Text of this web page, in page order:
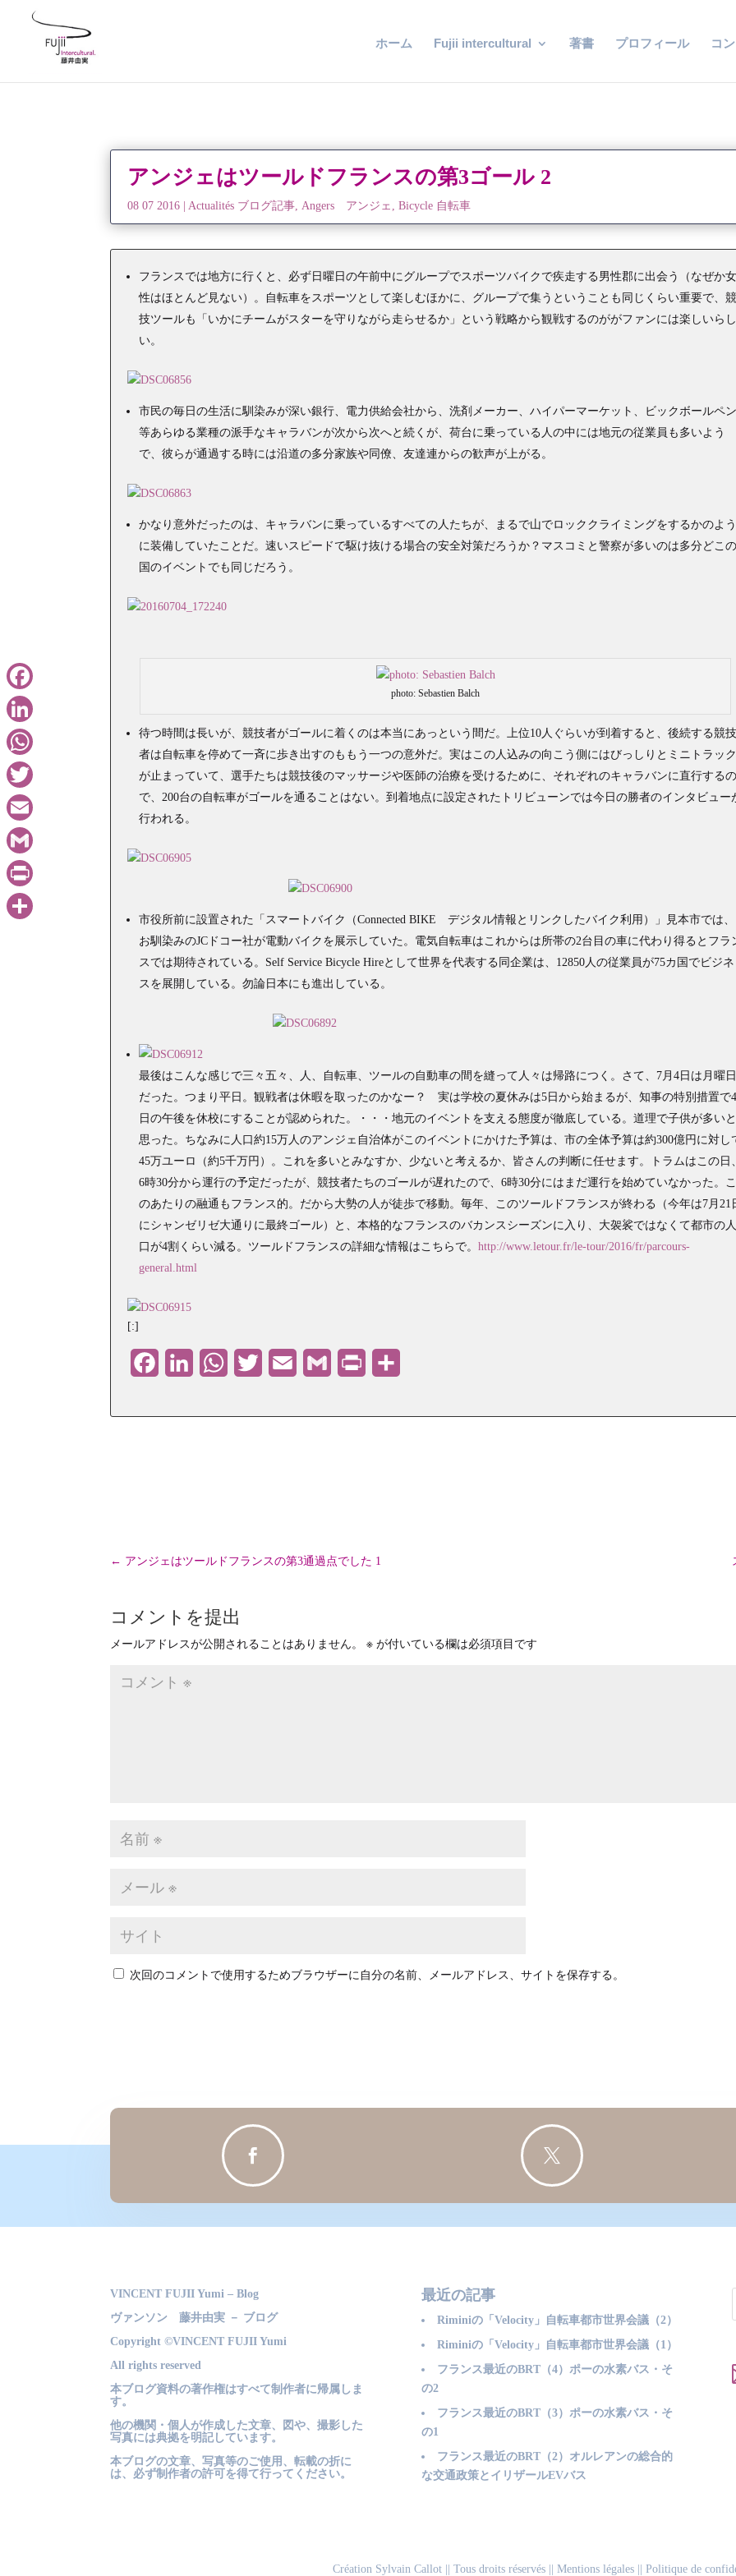
ホーム Fujii intercultural 著書 プロフィール コ
アンジェはツールドフランスの第3ゴール 2
08 07 2016 |Actualités ブログ記事,Angers アンジェ ,Bicycle 自転車
フランスでは地方に行くと、必ず日曜日の午前中にグループでスポーツバイクで疾走する男性郡に出会う（なぜか女
性はほとんど見ない）。自転車をスポーツとして楽しむほかに、グループで集うということも同じくらい重要で、競
技ツールも「いかにチームがスターを守りながら走らせるか」という戦略から観戦するのががファンには楽しいらし
い。
市民の毎日の生活に馴染みが深い銀行、電力供給会社から、洗剤メーカー、ハイパーマーケット、ビックボールペン
等あらゆる業種の派手なキャラバンが次から次へと続くが、荷台に乗っている人の中には地元の従業員も多いよう
で、彼らが通過する時には沿道の多分家族や同僚、友達連からの歓声が上がる。
かなり意外だったのは、キャラバンに乗っているすべての人たちが、まるで山でロッククライミングをするかのよう
に装備していたことだ。速いスピードで駆け抜ける場合の安全対策だろうか？マスコミと警察が多いのは多分どこの
国のイベントでも同じだろう。
photo: Sebastien Balch
待つ時間は長いが、競技者がゴールに着くのは本当にあっという間だ。上位10人ぐらいが到着すると、後続する競技
者は自転車を停めて一斉に歩き出すのももう一つの意外だ。実はこの人込みの向こう側にはびっしりとミニトラック
が止まっていて、選手たちは競技後のマッサージや医師の治療を受けるために、それぞれのキャラバンに直行するの
で、200台の自転車がゴールを通ることはない。到着地点に設定されたトリビューンでは今日の勝者のインタビュー
行われる。
市役所前に設置された「スマートバイク（Connected BIKE デジタル情報とリンクしたバイク利用）」見本市では、
お馴染みのJCドコー社が電動バイクを展示していた。電気自転車はこれからは所帯の2台目の車に代わり得るとフラ
スでは期待されている。Self Service Bicycle Hireとして世界を代表する同企業は、12850人の従業員が75カ国でビジネ
スを展開している。勿論日本にも進出している。
最後はこんな感じで三々五々、人、自転車、ツールの自動車の間を縫って人々は帰路につく。さて、7月4日は月曜日
だった。つまり平日。観戦者は休暇を取ったのかなー？ 実は学校の夏休みは5日から始まるが、知事の特別措置で4
日の午後を休校にすることが認められた。・・・地元のイベントを支える態度が徹底している。道理で子供が多いと
思った。ちなみに人口約15万人のアンジェ自治体がこのイベントにかけた予算は、市の全体予算は約300億円に対し
45万ユーロ（約5千万円）。これを多いとみなすか、少ないと考えるか、皆さんの判断に任せます。トラムはこの日、
6時30分から運行の予定だったが、競技者たちのゴールが遅れたので、6時30分にはまだ運行を始めていなかった。こ
のあたりの融通もフランス的。だから大勢の人が徒歩で移動。毎年、このツールドフランスが終わる（今年は7月21
にシャンゼリゼ大通りに最終ゴール）と、本格的なフランスのバカンスシーズンに入り、大袈裟ではなくて都市の人
口が4割くらい減る。ツールドフランスの詳細な情報はこちらで。http://www.letour.fr/le-tour/2016/fr/parcours-
general.html
[:]
FacebookLinkedInWhatsApp
Twitter Email Gmail PrintFriendly
← アンジェはツールドフランスの第3通過点でした 1
コメントを提出
メールアドレスが公開されることはありません。 ※ が付いている欄は必須項目です
次回のコメントで使用するためブラウザーに自分の名前、メールアドレス、サイトを保存する。
 
VINCENT FUJII Yumi – Blog
ヴァンソン 藤井由実 － ブログ
Copyright ©VINCENT FUJII Yumi
All rights reserved
本ブログ資料の著作権はすべて制作者に帰属しま
す。
他の機関・個人が作成した文章、図や、撮影した
写真には典拠を明記しています。
本ブログの文章、写真等のご使用、転載の折に
は、必ず制作者の許可を得て行ってください。
最近の記事
Riminiの「Velocity」自転車都市世界会議（2）
Riminiの「Velocity」自転車都市世界会議（1）
フランス最近のBRT（4）ポーの水素バス・そ
の2
フランス最近のBRT（3）ポーの水素バス・そ
の1
フランス最近のBRT（2）オルレアンの総合的
な交通政策とイリザールEVバス
Création Sylvain Callot || Tous droits réservés || Mentions légales Politique de
Facebook
LinkedIn
WhatsApp
Twitter
Email
Gmail
PrintFriendly